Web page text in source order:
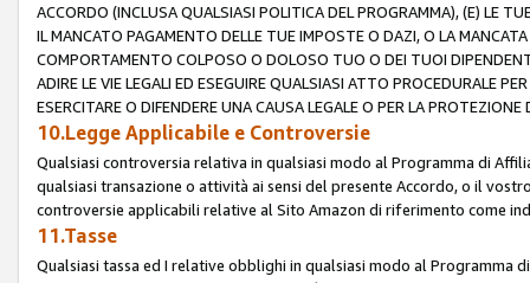
ACCORDO (INCLUSA QUALSIASI POLITICA DEL PROGRAMMA), (E) LE
IL MANCATO PAGAMENTO DELLE TUE IMPOSTE O DAZI, O LA
COMPORTAMENTO COLPOSO O DOLOSO TUO O DEI TUOI
ADIRE LE VIE LEGALI ED ESEGUIRE QUALSIASI ATTO PROCEDURALE
ESERCITARE O DIFENDERE UNA CAUSA LEGALE O PER LA
10.Legge Applicabile e Controversie
Qualsiasi controversia relativa in qualsiasi modo al Programma di
qualsiasi transazione o attività ai sensi del presente Accordo, o il
controversie applicabili relative al Sito Amazon di riferimento come
11.Tasse
Qualsiasi tassa ed I relative obblighi in qualsiasi modo al